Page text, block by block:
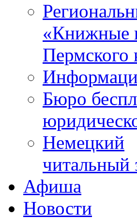
«Книжные
Пермского
Бюро
Немецкий
читальный
Афиша
Новости